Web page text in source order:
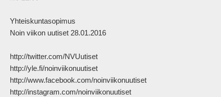
Yhteiskuntasopimus
Noin viikon uutiset 28.01.2016
http://twitter.com/NVUutiset
http://yle.fi/noinviikonuutiset
http://www.facebook.com/noinviikonuutiset
http://instagram.com/noinviikonuutiset